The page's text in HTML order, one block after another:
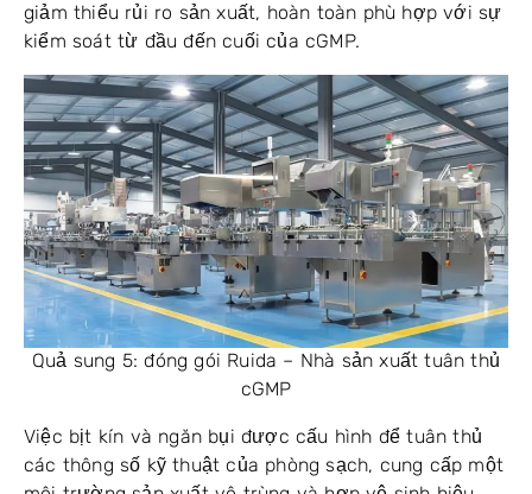
giảm thiểu rủi ro sản xuất, hoàn toàn phù hợp với sự
kiểm soát từ đầu đến cuối của cGMP.
Quả sung 5: đóng gói Ruida – Nhà sản xuất tuân thủ
cGMP
Việc bịt kín và ngăn bụi được cấu hình để tuân thủ
các thông số kỹ thuật của phòng sạch, cung cấp một